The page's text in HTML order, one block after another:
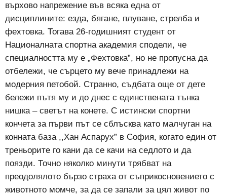
върхово напрежение във всяка една от
дисциплините: езда, бягане, плуване, стрелба и
фехтовка. Тогава 26-годишният студент от
Националната спортна академия сподели, че
специалността му е „Фехтовка”, но не пропусна да
отбележи, че сърцето му вече принадлежи на
модерния петобой. Странно, съдбата още от дете
бележи пътя му и до днес с единствената тънка
нишка – светът на конете. С истински спортни
кончета за първи път се сблъсква като малчуган на
конната база ,,Хан Аспарух” в София, когато един от
треньорите го кани да се качи на седлото и да
поязди. Точно няколко минути трябват на
преодолялото бързо страха от съприкосновението с
животното момче, за да се запали за цял живот по